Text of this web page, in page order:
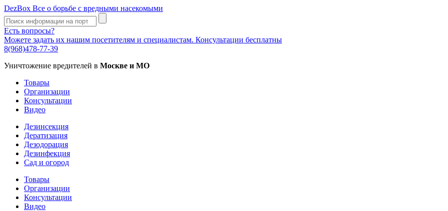
DezBox Все о борьбе с вредными насекомыми
Есть вопросы?
Можете задать их нашим посетителям и специалистам. Консультации бесплатны
8(968)478-77-39
Уничтожение вредителей в Москве и МО
Товары
Организации
Консультации
Видео
Дезинсекция
Дератизация
Дезодорация
Дезинфекция
Сад и огород
Товары
Организации
Консультации
Видео